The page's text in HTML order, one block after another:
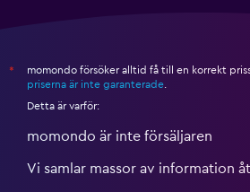
*
momondo försöker alltid få till en korrekt
priserna är inte garanterade
Detta är varför:
momondo är inte försäljaren
Vi samlar massor av information